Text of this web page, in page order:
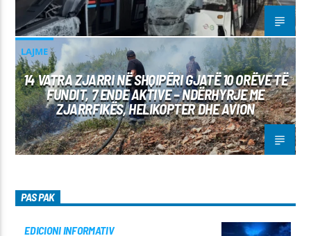
LAJME
14 VATRA ZJARRI NË SHQIPËRI GJATË 10 ORËVE TË
FUNDIT, 7 ENDE AKTIVE – NDËRHYRJE ME
ZJARRFIKËS, HELIKOPTER DHE AVION
PAS PAK
EDICIONI INFORMATIV